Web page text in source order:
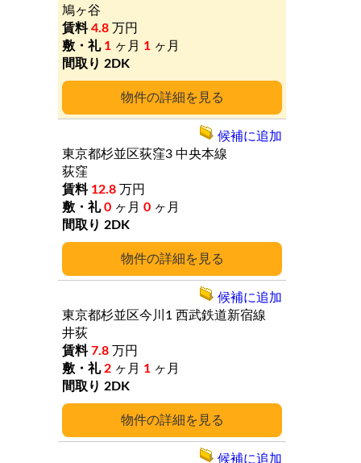
詳細
鳩ヶ谷
4.8 万円
1 ヶ月 1 ヶ月
2DK
詳細
東京都杉並区荻窪3 中央本線
荻窪
12.8 万円
0 ヶ月 0 ヶ月
2DK
候補に追加
詳細
東京都杉並区今川1 西武鉄道新宿線
井荻
7.8 万円
2 ヶ月 1 ヶ月
2DK
候補に追加
候補に追加